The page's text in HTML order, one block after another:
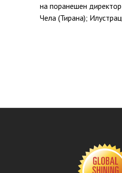
на поранешен
Чела (Тирана);